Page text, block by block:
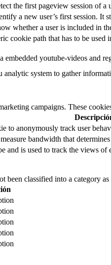
the first pageview session of a
a new user’s first session. It
whether a user is included in
cookie path that has to be
embedded youtube-videos and
analytic system to gather
campaigns. These
to anonymously track user
bandwidth that
and is used to track the views of
been classified into a category as